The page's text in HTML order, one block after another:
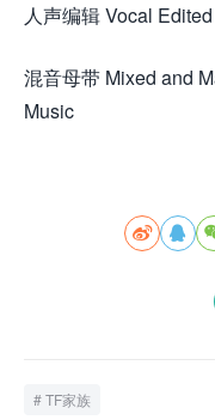
人声编辑 Vocal
混音母带 Mixed and
Music
 
TF家族